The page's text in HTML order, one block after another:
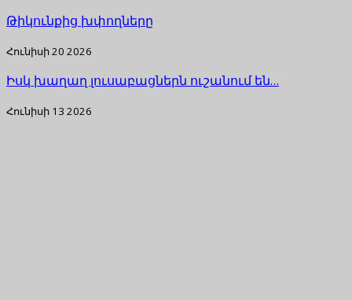
Թիկունքից խփողները
Հունիսի 20 2026
Իսկ խաղաղ լուսաբացներն ուշանում են…
Հունիսի 13 2026